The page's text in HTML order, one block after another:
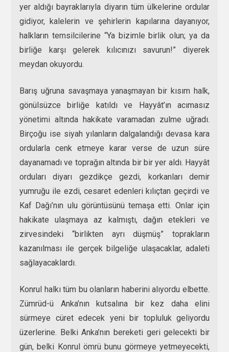
yer aldığı bayraklarıyla diyarın tüm ülkelerine ordular
gidiyor, kalelerin ve şehirlerin kapılarına dayanıyor,
halkların temsilcilerine “Ya bizimle birlik olun; ya da
birliğe karşı gelerek kılıcınızı savurun!” diyerek
meydan okuyordu.
Barış uğruna savaşmaya yanaşmayan bir kısım halk,
gönülsüzce birliğe katıldı ve Hayyât’ın acımasız
yönetimi altında hakikate varamadan zulme uğradı.
Birçoğu ise siyah yılanların dalgalandığı devasa kara
ordularla cenk etmeye karar verse de uzun süre
dayanamadı ve toprağın altında bir bir yer aldı. Hayyât
orduları diyarı gezdikçe gezdi, korkanları demir
yumruğu ile ezdi, cesaret edenleri kılıçtan geçirdi ve
Kaf Dağı’nın ulu görüntüsünü temaşa etti. Onlar için
hakikate ulaşmaya az kalmıştı, dağın etekleri ve
zirvesindeki “birlikten ayrı düşmüş” toprakların
kazanılması ile gerçek bilgeliğe ulaşacaklar, adaleti
sağlayacaklardı.
Konrul halkı tüm bu olanların haberini alıyordu elbette.
Zümrüd-ü Anka’nın kutsalına bir kez daha elini
sürmeye cüret edecek yeni bir topluluk geliyordu
üzerlerine. Belki Anka’nın bereketi geri gelecekti bir
gün, belki Konrul ömrü bunu görmeye yetmeyecekti,